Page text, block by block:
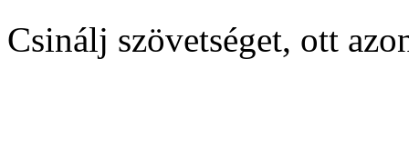
Csinálj szövetséget, ott